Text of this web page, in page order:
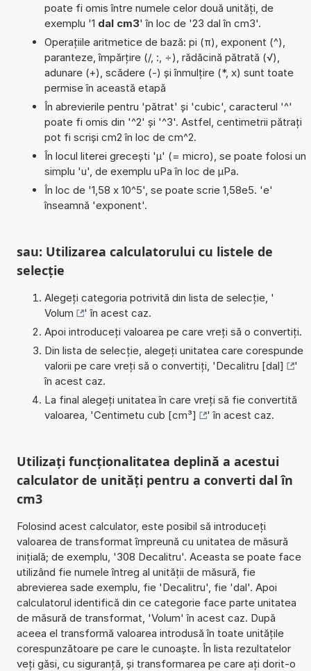
poate fi omis între numele celor două unități, de
exemplu '1 dal cm3' în loc de '23 dal în cm3'.
Operațiile aritmetice de bază: pi (π), exponent (^),
paranteze, împărțire (/, :, ÷), rădăcină pătrată (√),
adunare (+), scădere (-) și înmulțire (*, x) sunt toate
permise în această etapă
În abrevierile pentru 'pătrat' și 'cubic', caracterul '^'
poate fi omis din '^2' și '^3'. Astfel, centimetrii pătrați
pot fi scriși cm2 în loc de cm^2.
În locul literei grecești 'µ' (= micro), se poate folosi un
simplu 'u', de exemplu uPa în loc de µPa.
În loc de '1,58 x 10^5', se poate scrie 1,58e5. 'e'
înseamnă 'exponent'.
sau: Utilizarea calculatorului cu listele de
selecție
Alegeți categoria potrivită din lista de selecție, '
Volum
' în acest caz.
Apoi introduceți valoarea pe care vreți să o convertiți.
Din lista de selecție, alegeți unitatea care corespunde
valorii pe care vreți să o convertiți, 'Decalitru [dal]
'
în acest caz.
La final alegeți unitatea în care vreți să fie convertită
valoarea, 'Centimetu cub [cm³] ' în acest caz.
Utilizați funcționalitatea deplină a acestui
calculator de unități pentru a converti dal în
cm3
Folosind acest calculator, este posibil să introduceți
valoarea de transformat împreună cu unitatea de măsură
inițială; de exemplu, '308 Decalitru'. Aceasta se poate face
utilizând fie numele întreg al unității de măsură, fie
abrevierea sade exemplu, fie 'Decalitru', fie 'dal'. Apoi
calculatorul identifică din ce categorie face parte unitatea
de măsură de transformat, 'Volum' în acest caz. După
aceea el transformă valoarea introdusă în toate unitățile
corespunzătoare pe care le cunoaște. În lista rezultatelor
veți găsi, cu siguranță, și transformarea pe care ați dorit-o